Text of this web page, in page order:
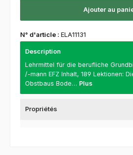
Ajouter au
N° d'article : ELA11131
Description
Lehrmittel für die berufliche
/-mann EFZ Inhalt, 189 Lektionen:
Obstbaus Bode… Plus
Propriétés